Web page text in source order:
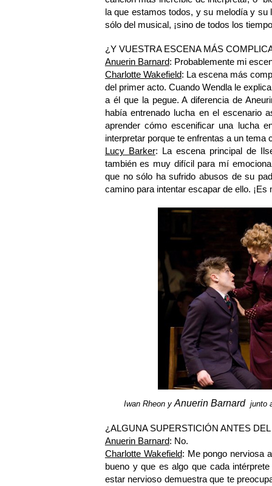
la que estamos todos, y su melodía y
sólo del musical, ¡sino de todos los
¿Y VUESTRA ESCENA MÁS
Anuerin Barnard: Probablemente mi
Charlotte Wakefield: La escena más
del primer acto. Cuando Wendla le
a él que la pegue. A diferencia de
había entrenado lucha en el escenario
aprender cómo escenificar una lucha
interpretar porque te enfrentas a un tema
Lucy Barker: La escena principal de
también es muy difícil para mí
que no sólo ha sufrido abusos de su
camino para intentar escapar de ello.
Iwan Rheon yAnuerin Barnard junto
¿ALGUNA SUPERSTICIÓN ANTES
Anuerin Barnard: No.
Charlotte Wakefield: Me pongo nerviosa
bueno y que es algo que cada
estar nervioso demuestra que te